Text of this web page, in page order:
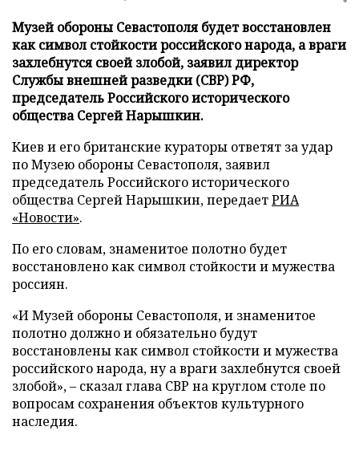
Музей обороны Севастополя будет восстановлен
как символ стойкости российского народа, а враги
захлебнутся своей злобой, заявил директор
Службы внешней разведки (СВР) РФ,
председатель Российского исторического
общества Сергей Нарышкин.
Киев и его британские кураторы ответят за удар
по Музею обороны Севастополя, заявил
председатель Российского исторического
общества Сергей Нарышкин, передаетРИА
«Новости».
По его словам, знаменитое полотно будет
восстановлено как символ стойкости и мужества
россиян.
«И Музей обороны Севастополя, и знаменитое
полотно должно и обязательно будут
восстановлены как символ стойкости и мужества
российского народа, ну а враги захлебнутся своей
злобой», – сказал глава СВР на круглом столе по
вопросам сохранения объектов культурного
наследия.